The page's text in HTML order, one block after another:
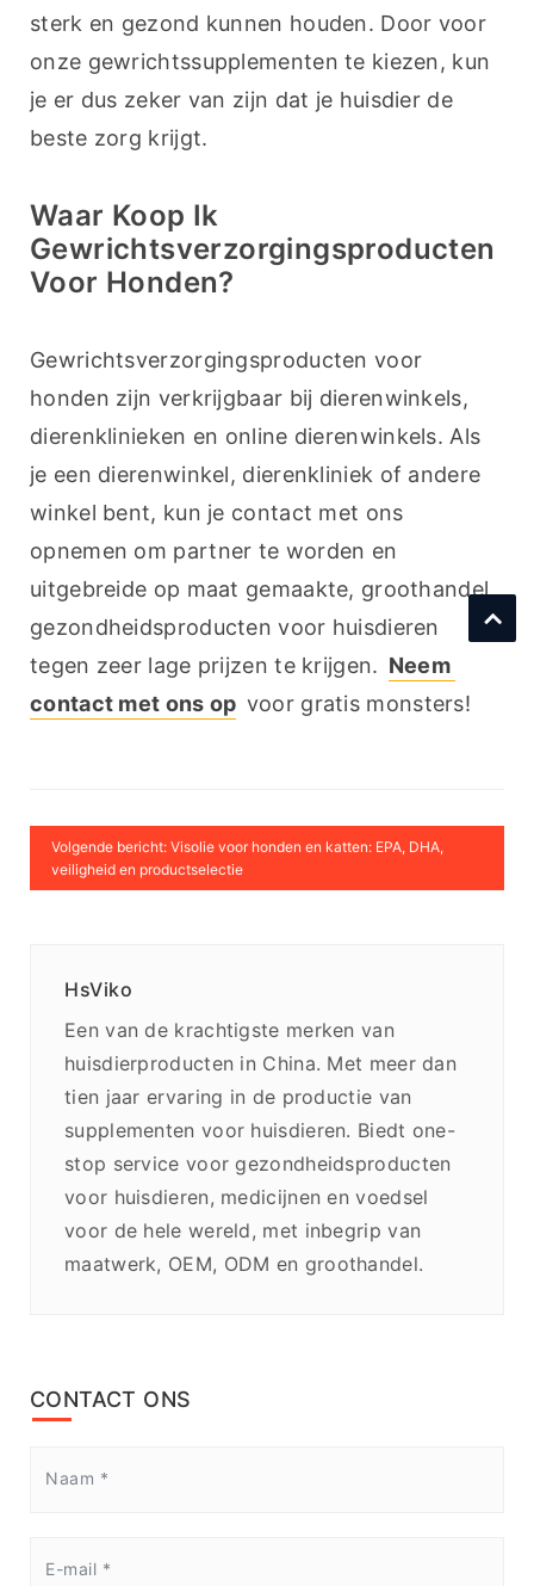
sterk en gezond kunnen houden. Door voor
onze gewrichtssupplementen te kiezen, kun
je er dus zeker van zijn dat je huisdier de
beste zorg krijgt.
Waar Koop Ik
Gewrichtsverzorgingsproducten
Voor Honden?
Gewrichtsverzorgingsproducten voor
honden zijn verkrijgbaar bij dierenwinkels,
dierenklinieken en online dierenwinkels. Als
je een dierenwinkel, dierenkliniek of andere
winkel bent, kun je contact met ons
opnemen om partner te worden en
uitgebreide op maat gemaakte, groothandel
gezondheidsproducten voor huisdieren
tegen zeer lage prijzen te krijgen. Neem
contact met ons op voor gratis monsters!
Volgende bericht: Visolie voor honden en katten: EPA, DHA,
veiligheid en productselectie
HsViko
Een van de krachtigste merken van
huisdierproducten in China. Met meer dan
tien jaar ervaring in de productie van
supplementen voor huisdieren. Biedt one-
stop service voor gezondheidsproducten
voor huisdieren, medicijnen en voedsel
voor de hele wereld, met inbegrip van
maatwerk, OEM, ODM en groothandel.
CONTACT ONS